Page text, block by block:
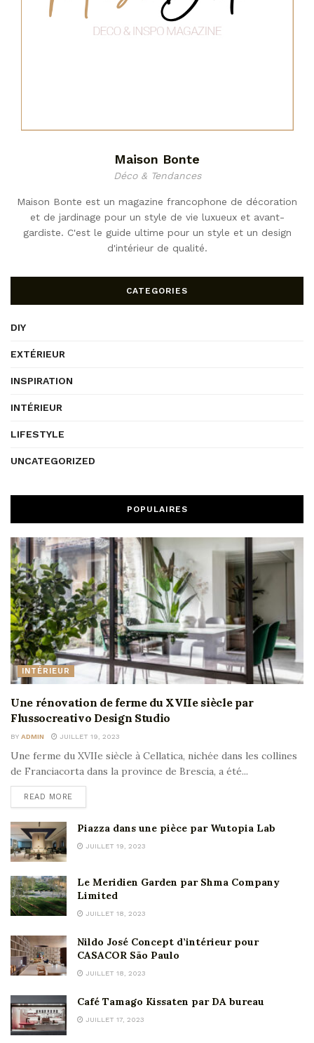
Maison Bonte
Déco & Tendances
Maison Bonte est un magazine francophone de décoration
et de jardinage pour un style de vie luxueux et avant-
gardiste. C'est le guide ultime pour un style et un design
d'intérieur de qualité.
CATEGORIES
DIY
EXTÉRIEUR
INSPIRATION
INTÉRIEUR
LIFESTYLE
UNCATEGORIZED
POPULAIRES
INTÉRIEUR
Une rénovation de ferme du XVIIe siècle par
Flussocreativo Design Studio
BY ADMIN JUILLET 19, 2023
Une ferme du XVIIe siècle à Cellatica, nichée dans les collines
de Franciacorta dans la province de Brescia, a été...
READ MORE
Piazza dans une pièce par Wutopia Lab
JUILLET 19, 2023
Le Meridien Garden par Shma Company
Limited
JUILLET 18, 2023
Nildo José Concept d’intérieur pour
CASACOR São Paulo
JUILLET 18, 2023
Café Tamago Kissaten par DA bureau
JUILLET 17, 2023